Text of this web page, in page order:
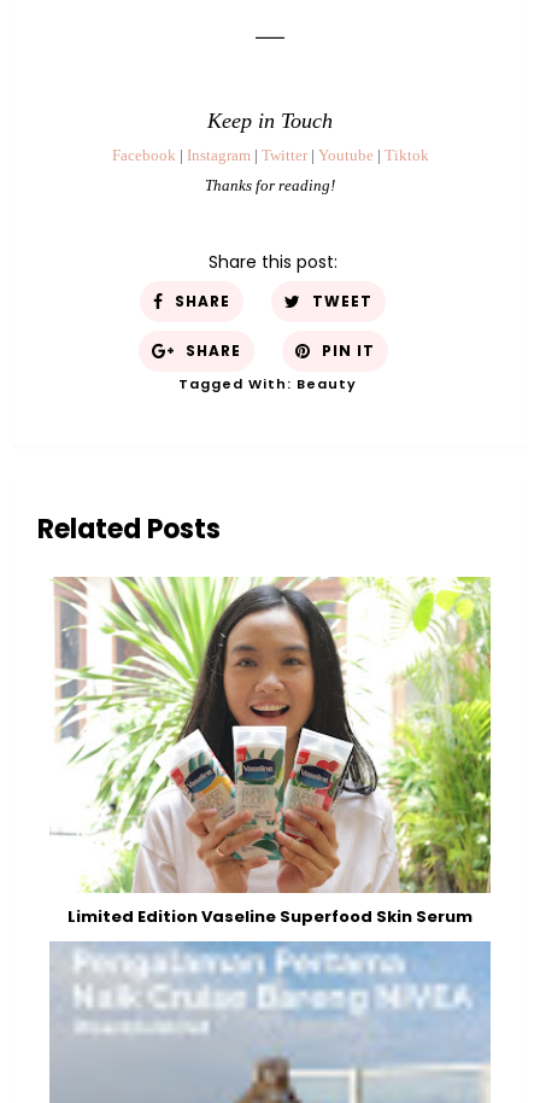
Keep in Touch
Facebook | Instagram | Twitter | Youtube| Tiktok
Thanks for reading!
Share this post:
SHARE TWEET
SHARE PIN IT
Tagged With: Beauty
Related Posts
Limited Edition Vaseline Superfood Skin Serum